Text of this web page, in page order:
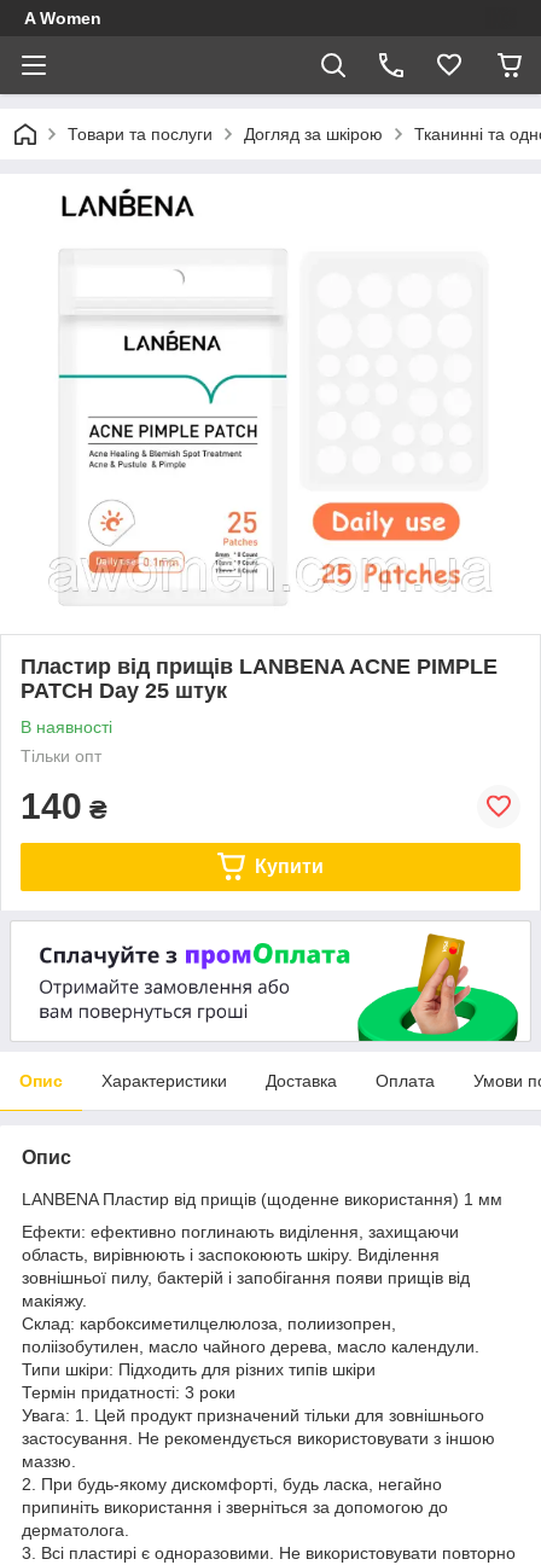
A Women
Товари та послуги Догляд за шкірою Тканинні та
Пластир від прищів LANBENA ACNE PIMPLE
PATCH Day 25 штук
В наявності
Тільки опт
140 ₴
Купити
Опис Характеристики Доставка Оплата Умови
Опис
LANBENA Пластир від прищів (щоденне використання) 1 мм
Ефекти: ефективно поглинають виділення, захищаючи
область, вирівнюють і заспокоюють шкіру. Виділення
зовнішньої пилу, бактерій і запобігання появи прищів від
макіяжу.
Склад: карбоксиметилцелюлоза, полиизопрен,
поліізобутилен, масло чайного дерева, масло календули.
Типи шкіри: Підходить для різних типів шкіри
Термін придатності: 3 роки
Увага: 1. Цей продукт призначений тільки для зовнішнього
застосування. Не рекомендується використовувати з іншою
маззю.
2. При будь-якому дискомфорті, будь ласка, негайно
припиніть використання і зверніться за допомогою до
дерматолога.
3. Всі пластирі є одноразовими. Не використовувати повторно